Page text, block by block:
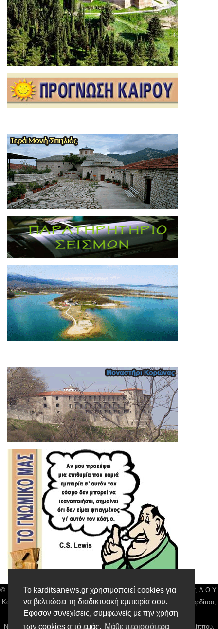
Το karditsanews.gr χρησιμοποιεί cookies για
να βελτιώσει τη διαδικτυακή εμπειρία σου.
Εφόσον συνεχίσεις, συμφωνείς με την χρήση
των cookies από εμάς. Μάθε περισσότερα
© Karditsa News | Διακριτικός Τίτλος: Orion Media, ΑΦΜ: 043750542, Δ.Ο.Υ:
Καρδίτσας, Αρ. Γεμή: 018804431000, Δ/νση: Διάκου 10 τ.κ 43132 Καρδίτσα,
Τηλ: 24410 42500, email:news@karditsanews.gr.
Νόμιμος Εκπρόσωπος, Ιδιοκτήτης και Διαχειριστής: Παναγιώτης Φιλίππου,